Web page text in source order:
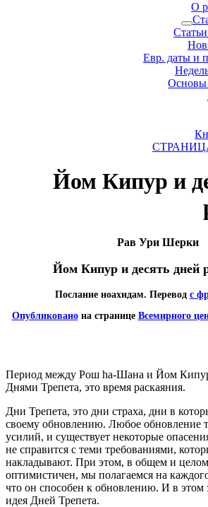
О
Евр. даты и
Основы
Йом Кипур и
Рав Ури Шерки
Йом Кипур и десять дней
Послание ноахидам. Перевод с
Опубликованона странице Всемирного
Период между Рош hа-Шана и Йом
Днями Трепета, это время раскаяния.
Дни Трепета, это дни страха, дни в
своему обновлению. Любое обновление
усилий, и существует некоторые
не справится с теми требованиями,
накладывают. При этом, в общем и
оптимистичен, мы полагаемся на
что он способен к обновлению. И в этом
идея Дней Трепета.